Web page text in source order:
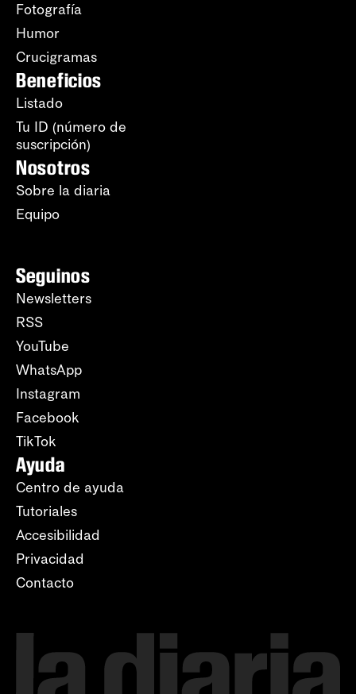
Fotografía
Humor
Crucigramas
Beneficios
Listado
Tu ID (número de
suscripción)
Nosotros
Sobre la diaria
Equipo
Seguinos
Newsletters
RSS
YouTube
WhatsApp
Instagram
Facebook
TikTok
Ayuda
Centro de ayuda
Tutoriales
Accesibilidad
Privacidad
Contacto